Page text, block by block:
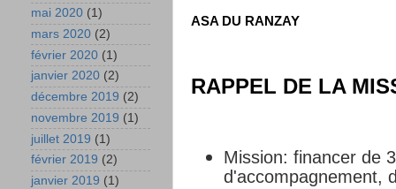
ASA DU RANZAY
RAPPEL DE LA
Mission: financer de
d'accompagnement,
mai 2020 (1)
mars 2020 (2)
février 2020 (1)
janvier 2020 (2)
décembre 2019 (2)
novembre 2019 (1)
juillet 2019 (1)
février 2019 (2)
janvier 2019 (1)